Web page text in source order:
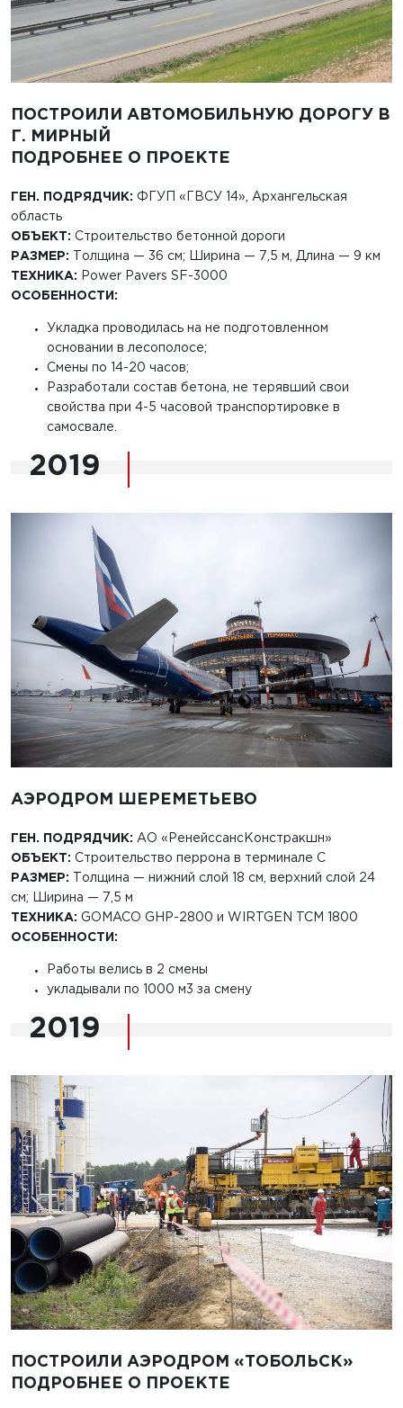
ПОСТРОИЛИ АВТОМОБИЛЬНУЮ ДОРОГУ В
Г. МИРНЫЙ
ПОДРОБНЕЕ О ПРОЕКТЕ
ГЕН. ПОДРЯДЧИК: ФГУП «ГВСУ 14», Архангельская
область
ОБЪЕКТ: Строительство бетонной дороги
РАЗМЕР:
Толщина — 36 см; Ширина — 7,5 м, Длина — 9 км
ТЕХНИКА: Power Pavers SF-3000
ОСОБЕННОСТИ:
Укладка проводилась на не подготовленном
основании в лесополосе;
Смены по 14-20 часов;
Разработали состав бетона, не терявший свои
свойства при 4-5 часовой транспортировке в
самосвале.
2019
АЭРОДРОМ ШЕРЕМЕТЬЕВО
ГЕН. ПОДРЯДЧИК: АО «РенейссансКонстракшн»
ОБЪЕКТ: Строительство перрона в терминале С
РАЗМЕР: Толщина — нижний слой 18 см, верхний слой 24
см; Ширина — 7,5 м
ТЕХНИКА: GOMACO GHP-2800 и WIRTGEN TCM 1800
ОСОБЕННОСТИ:
Работы велись в 2 смены
укладывали по 1000 м3 за смену
2019
ПОСТРОИЛИ АЭРОДРОМ «ТОБОЛЬСК»
ПОДРОБНЕЕ О ПРОЕКТЕ